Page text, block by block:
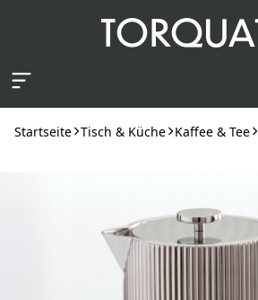
Startseite Tisch & Küche Kaffee & Tee